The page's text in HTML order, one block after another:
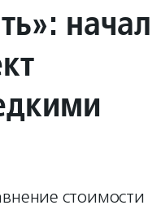
начал
стоимости